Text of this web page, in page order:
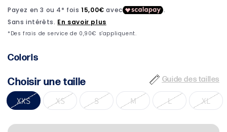
dans
une
fenêtre
Coloris
Guide des tailles
Choisir une taille
XXS XS S M L XL